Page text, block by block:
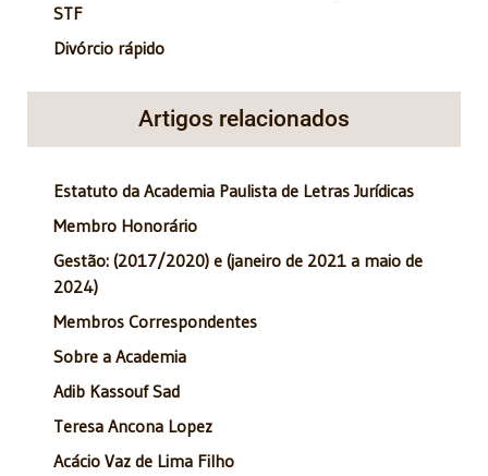
STF
Divórcio rápido
Artigos relacionados
Estatuto da Academia Paulista de Letras Jurídicas
Membro Honorário
Gestão: (2017/2020) e (janeiro de 2021 a maio de
2024)
Membros Correspondentes
Sobre a Academia
Adib Kassouf Sad
Teresa Ancona Lopez
Acácio Vaz de Lima Filho